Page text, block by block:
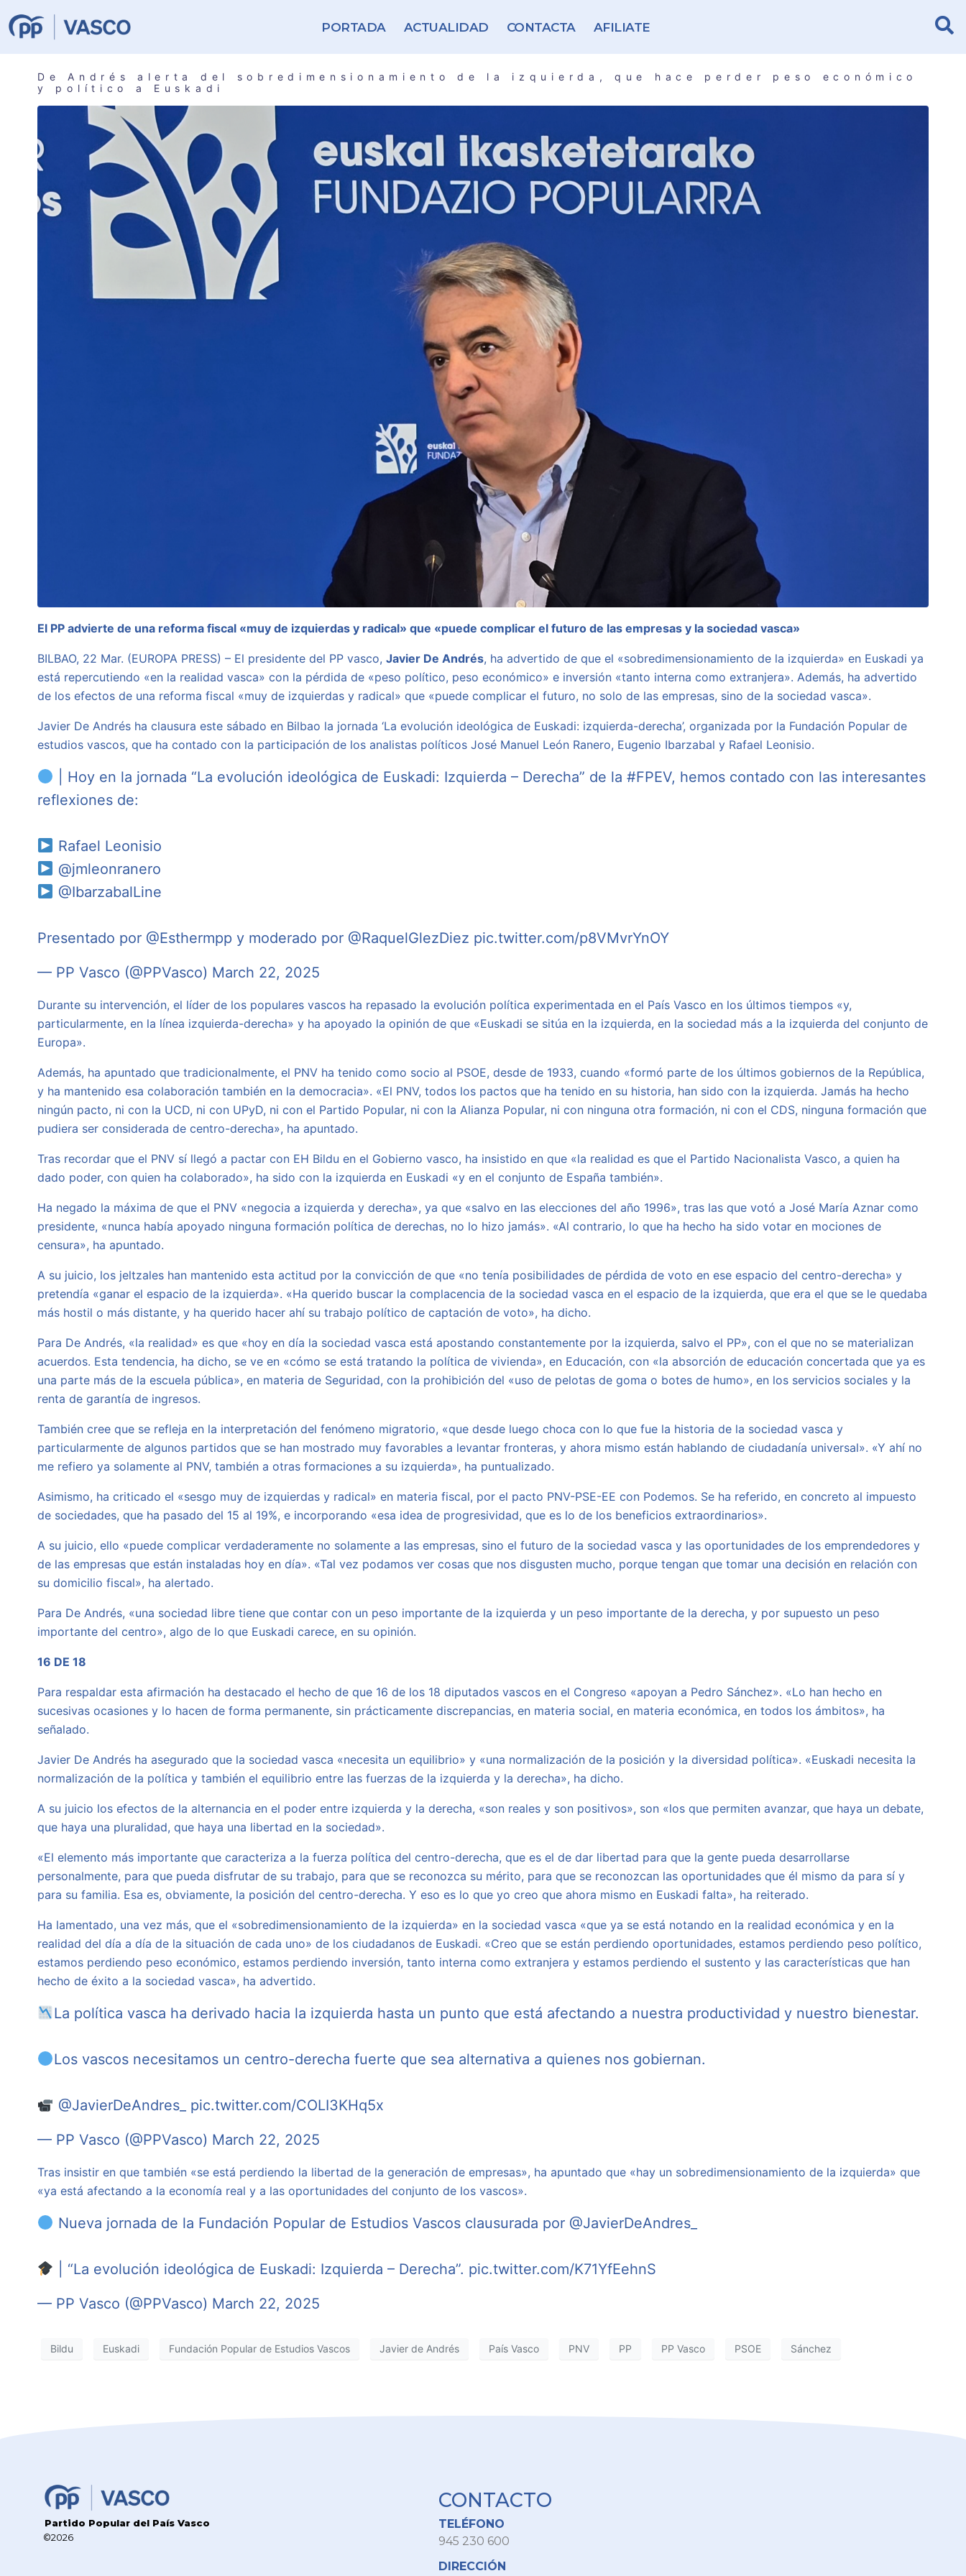
PORTADA ACTUALIDAD CONTACTA AFILIATE
De Andrés alerta del sobredimensionamiento de la izquierda, que hace perder peso económico
y político a Euskadi
El PP advierte de una reforma fiscal «muy de izquierdas y radical» que «puede complicar el futuro de las empresas y la sociedad vasca»
BILBAO, 22 Mar. (EUROPA PRESS) – El presidente del PP vasco, Javier De Andrés, ha advertido de que el «sobredimensionamiento de la izquierda» en Euskadi ya
está repercutiendo «en la realidad vasca» con la pérdida de «peso político, peso económico» e inversión «tanto interna como extranjera». Además, ha advertido
de los efectos de una reforma fiscal «muy de izquierdas y radical» que «puede complicar el futuro, no solo de las empresas, sino de la sociedad vasca».
Javier De Andrés ha clausura este sábado en Bilbao la jornada ‘La evolución ideológica de Euskadi: izquierda-derecha’, organizada por la Fundación Popular de
estudios vascos, que ha contado con la participación de los analistas políticos José Manuel León Ranero, Eugenio Ibarzabal y Rafael Leonisio.
| Hoy en la jornada “La evolución ideológica de Euskadi: Izquierda – Derecha” de la #FPEV, hemos contado con las interesantes
reflexiones de:
Rafael Leonisio
@jmleonranero
@IbarzabalLine
Presentado por @Esthermpp y moderado por @RaquelGlezDiez pic.twitter.com/p8VMvrYnOY
— PP Vasco (@PPVasco) March 22, 2025
Durante su intervención, el líder de los populares vascos ha repasado la evolución política experimentada en el País Vasco en los últimos tiempos «y,
particularmente, en la línea izquierda-derecha» y ha apoyado la opinión de que «Euskadi se sitúa en la izquierda, en la sociedad más a la izquierda del conjunto de
Europa».
Además, ha apuntado que tradicionalmente, el PNV ha tenido como socio al PSOE, desde de 1933, cuando «formó parte de los últimos gobiernos de la República,
y ha mantenido esa colaboración también en la democracia». «El PNV, todos los pactos que ha tenido en su historia, han sido con la izquierda. Jamás ha hecho
ningún pacto, ni con la UCD, ni con UPyD, ni con el Partido Popular, ni con la Alianza Popular, ni con ninguna otra formación, ni con el CDS, ninguna formación que
pudiera ser considerada de centro-derecha», ha apuntado.
Tras recordar que el PNV sí llegó a pactar con EH Bildu en el Gobierno vasco, ha insistido en que «la realidad es que el Partido Nacionalista Vasco, a quien ha
dado poder, con quien ha colaborado», ha sido con la izquierda en Euskadi «y en el conjunto de España también».
Ha negado la máxima de que el PNV «negocia a izquierda y derecha», ya que «salvo en las elecciones del año 1996», tras las que votó a José María Aznar como
presidente, «nunca había apoyado ninguna formación política de derechas, no lo hizo jamás». «Al contrario, lo que ha hecho ha sido votar en mociones de
censura», ha apuntado.
A su juicio, los jeltzales han mantenido esta actitud por la convicción de que «no tenía posibilidades de pérdida de voto en ese espacio del centro-derecha» y
pretendía «ganar el espacio de la izquierda». «Ha querido buscar la complacencia de la sociedad vasca en el espacio de la izquierda, que era el que se le quedaba
más hostil o más distante, y ha querido hacer ahí su trabajo político de captación de voto», ha dicho.
Para De Andrés, «la realidad» es que «hoy en día la sociedad vasca está apostando constantemente por la izquierda, salvo el PP», con el que no se materializan
acuerdos. Esta tendencia, ha dicho, se ve en «cómo se está tratando la política de vivienda», en Educación, con «la absorción de educación concertada que ya es
una parte más de la escuela pública», en materia de Seguridad, con la prohibición del «uso de pelotas de goma o botes de humo», en los servicios sociales y la
renta de garantía de ingresos.
También cree que se refleja en la interpretación del fenómeno migratorio, «que desde luego choca con lo que fue la historia de la sociedad vasca y
particularmente de algunos partidos que se han mostrado muy favorables a levantar fronteras, y ahora mismo están hablando de ciudadanía universal». «Y ahí no
me refiero ya solamente al PNV, también a otras formaciones a su izquierda», ha puntualizado.
Asimismo, ha criticado el «sesgo muy de izquierdas y radical» en materia fiscal, por el pacto PNV-PSE-EE con Podemos. Se ha referido, en concreto al impuesto
de sociedades, que ha pasado del 15 al 19%, e incorporando «esa idea de progresividad, que es lo de los beneficios extraordinarios».
A su juicio, ello «puede complicar verdaderamente no solamente a las empresas, sino el futuro de la sociedad vasca y las oportunidades de los emprendedores y
de las empresas que están instaladas hoy en día». «Tal vez podamos ver cosas que nos disgusten mucho, porque tengan que tomar una decisión en relación con
su domicilio fiscal», ha alertado.
Para De Andrés, «una sociedad libre tiene que contar con un peso importante de la izquierda y un peso importante de la derecha, y por supuesto un peso
importante del centro», algo de lo que Euskadi carece, en su opinión.
16 DE 18
Para respaldar esta afirmación ha destacado el hecho de que 16 de los 18 diputados vascos en el Congreso «apoyan a Pedro Sánchez». «Lo han hecho en
sucesivas ocasiones y lo hacen de forma permanente, sin prácticamente discrepancias, en materia social, en materia económica, en todos los ámbitos», ha
señalado.
Javier De Andrés ha asegurado que la sociedad vasca «necesita un equilibrio» y «una normalización de la posición y la diversidad política». «Euskadi necesita la
normalización de la política y también el equilibrio entre las fuerzas de la izquierda y la derecha», ha dicho.
A su juicio los efectos de la alternancia en el poder entre izquierda y la derecha, «son reales y son positivos», son «los que permiten avanzar, que haya un debate,
que haya una pluralidad, que haya una libertad en la sociedad».
«El elemento más importante que caracteriza a la fuerza política del centro-derecha, que es el de dar libertad para que la gente pueda desarrollarse
personalmente, para que pueda disfrutar de su trabajo, para que se reconozca su mérito, para que se reconozcan las oportunidades que él mismo da para sí y
para su familia. Esa es, obviamente, la posición del centro-derecha. Y eso es lo que yo creo que ahora mismo en Euskadi falta», ha reiterado.
Ha lamentado, una vez más, que el «sobredimensionamiento de la izquierda» en la sociedad vasca «que ya se está notando en la realidad económica y en la
realidad del día a día de la situación de cada uno» de los ciudadanos de Euskadi. «Creo que se están perdiendo oportunidades, estamos perdiendo peso político,
estamos perdiendo peso económico, estamos perdiendo inversión, tanto interna como extranjera y estamos perdiendo el sustento y las características que han
hecho de éxito a la sociedad vasca», ha advertido.
La política vasca ha derivado hacia la izquierda hasta un punto que está afectando a nuestra productividad y nuestro bienestar.
Los vascos necesitamos un centro-derecha fuerte que sea alternativa a quienes nos gobiernan.
@JavierDeAndres_
pic.twitter.com/COLI3KHq5x
— PP Vasco (@PPVasco) March 22, 2025
Tras insistir en que también «se está perdiendo la libertad de la generación de empresas», ha apuntado que «hay un sobredimensionamiento de la izquierda» que
«ya está afectando a la economía real y a las oportunidades del conjunto de los vascos».
Nueva jornada de la Fundación Popular de Estudios Vascos clausurada por @JavierDeAndres_
| “La evolución ideológica de Euskadi: Izquierda – Derecha”. pic.twitter.com/K71YfEehnS
— PP Vasco (@PPVasco) March 22, 2025
Bildu Euskadi Fundación Popular de Estudios Vascos Javier de Andrés País Vasco PNV PP PP Vasco PSOE Sánchez
Partido Popular del País Vasco
©2026
CONTACTO
TELÉFONO
945 230 600
DIRECCIÓN